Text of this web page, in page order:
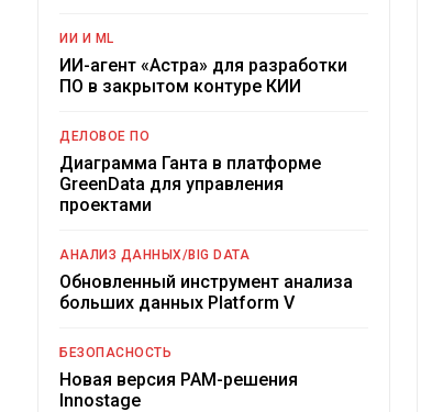
ИИ И ML
ИИ-агент «Астра» для разработки
ПО в закрытом контуре КИИ
ДЕЛОВОЕ ПО
Диаграмма Ганта в платформе
GreenData для управления
проектами
АНАЛИЗ ДАННЫХ/BIG DATA
Обновленный инструмент анализа
больших данных Platform V
БЕЗОПАСНОСТЬ
Новая версия PAM-решения
Innostage